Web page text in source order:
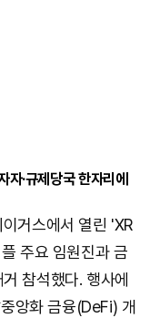
·규제당국 한자리에
거스에서 열린 'XR
주요 임원진과 금
참석했다. 행사에
앙화 금융(DeFi) 개